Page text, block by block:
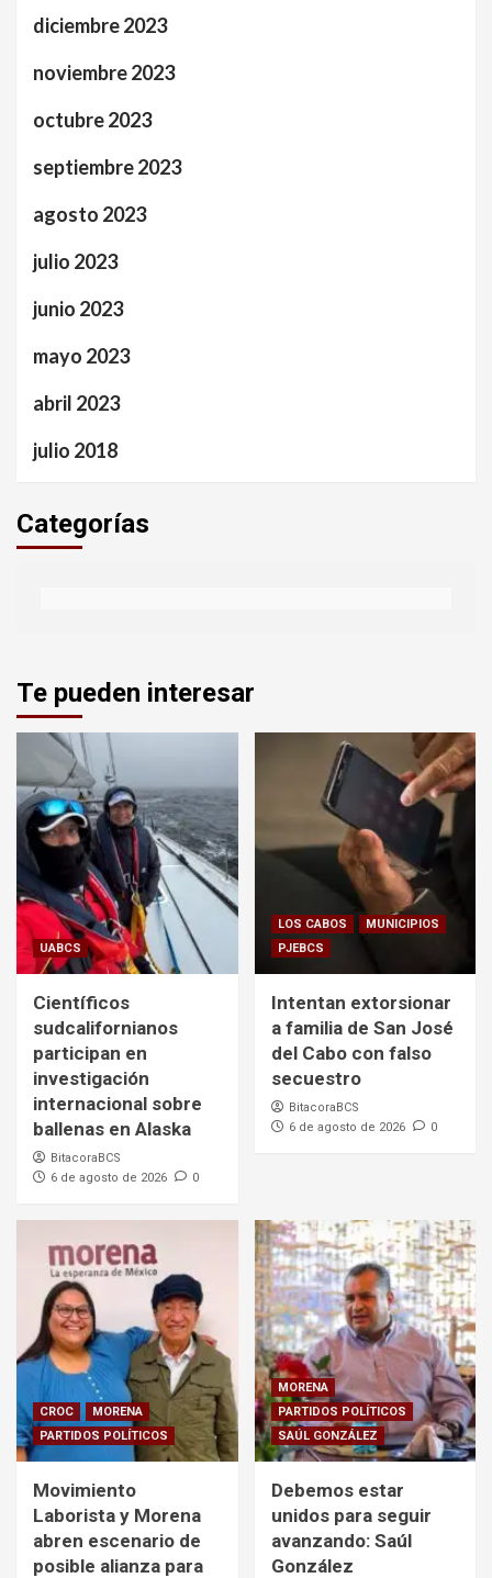
diciembre 2023
noviembre 2023
octubre 2023
septiembre 2023
agosto 2023
julio 2023
junio 2023
mayo 2023
abril 2023
julio 2018
Categorías
Te pueden interesar
UABCS
Científicos
sudcalifornianos
participan en
investigación
internacional sobre
ballenas en Alaska
BitacoraBCS
6 de agosto de 2026
0
LOS CABOS
MUNICIPIOS
PJEBCS
Intentan extorsionar
a familia de San José
del Cabo con falso
secuestro
BitacoraBCS
6 de agosto de 2026
0
CROC
MORENA
PARTIDOS POLÍTICOS
Movimiento
Laborista y Morena
abren escenario de
posible alianza para
MORENA
PARTIDOS POLÍTICOS
SAÚL GONZÁLEZ
Debemos estar
unidos para seguir
avanzando: Saúl
González